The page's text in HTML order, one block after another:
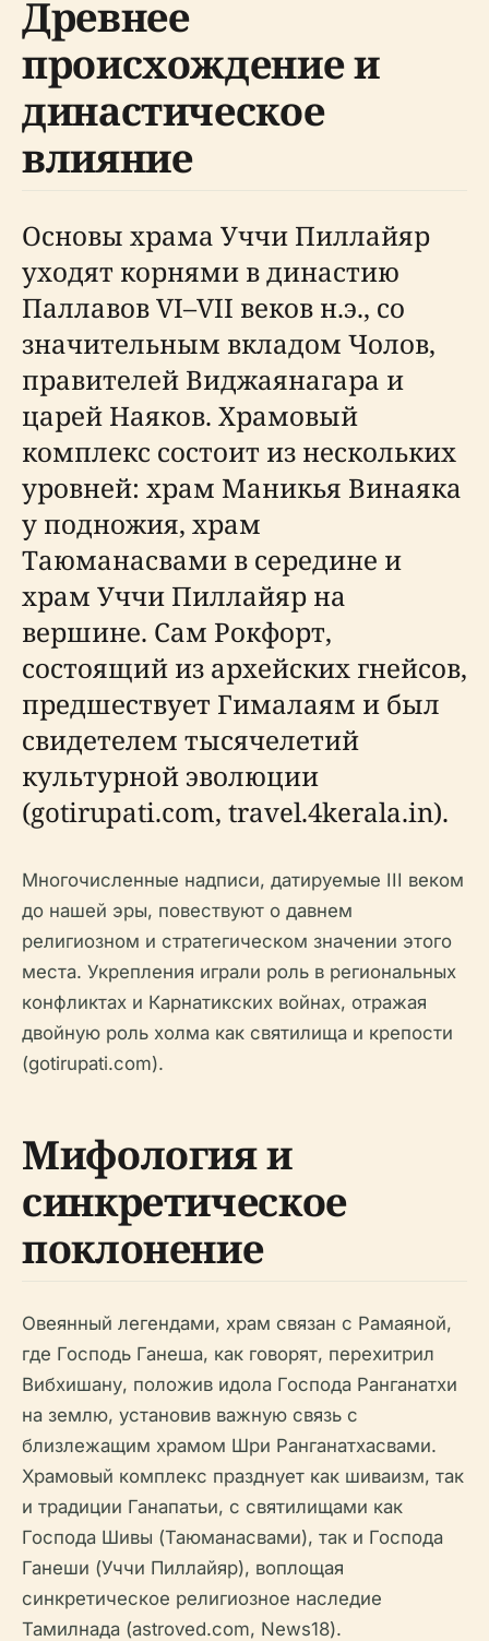
Древнее
происхождение и
династическое
влияние
Основы храма Уччи Пиллайяр
уходят корнями в династию
Паллавов VI–VII веков н.э., со
значительным вкладом Чолов,
правителей Виджаянагара и
царей Наяков. Храмовый
комплекс состоит из нескольких
уровней: храм Маникья Винаяка
у подножия, храм
Таюманасвами в середине и
храм Уччи Пиллайяр на
вершине. Сам Рокфорт,
состоящий из архейских гнейсов,
предшествует Гималаям и был
свидетелем тысячелетий
культурной эволюции
(gotirupati.com, travel.4kerala.in).
Многочисленные надписи, датируемые III веком
до нашей эры, повествуют о давнем
религиозном и стратегическом значении этого
места. Укрепления играли роль в региональных
конфликтах и Карнатикских войнах, отражая
двойную роль холма как святилища и крепости
(gotirupati.com).
Мифология и
синкретическое
поклонение
Овеянный легендами, храм связан с Рамаяной,
где Господь Ганеша, как говорят, перехитрил
Вибхишану, положив идола Господа Ранганатхи
на землю, установив важную связь с
близлежащим храмом Шри Ранганатхасвами.
Храмовый комплекс празднует как шиваизм, так
и традиции Ганапатьи, с святилищами как
Господа Шивы (Таюманасвами), так и Господа
Ганеши (Уччи Пиллайяр), воплощая
синкретическое религиозное наследие
Тамилнада (astroved.com, News18).